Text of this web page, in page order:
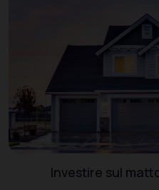
Investire sul